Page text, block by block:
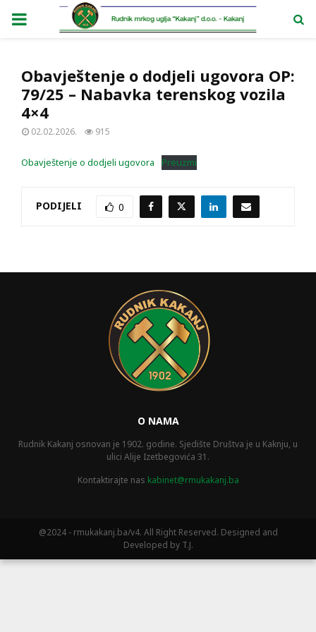
PRIMARY
Obavještenje o dodjeli ugovora OP:
79/25 – Nabavka terenskog vozila
4×4
02.02.2026. 915
Obavještenje o dodjeli ugovora Preuzmi
PODIJELI 0
O NAMA
Rudnik Kakanj osnovan je 1902. godine. Sjedište Društva je u Kaknju, u
ulici Alije Izetbegovića 31.
Kontaktirajte nas kabinet@rmukakanj.ba
@2024 - rmukakanj.ba/v4. All Right Reserved. Designed and
Developed by T.J.